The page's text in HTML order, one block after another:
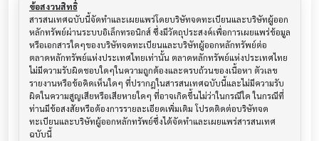
ข้อสงวนสิทธิ์
สารสนเทศฉบับนี้จัดทำและเผยแพร่โดยบริษัทจดทะเบียนและบริษัทผู้ออก
หลักทรัพย์ผ่านระบบอิเล็กทรอนิกส์ ซึ่งมีวัตถุประสงค์เพื่อการเผยแพร่ข้อมูล
หรือเอกสารใดๆของบริษัทจดทะเบียนและบริษัทผู้ออกหลักทรัพย์ต่อ
ตลาดหลักทรัพย์แห่งประเทศไทยเท่านั้น ตลาดหลักทรัพย์แห่งประเทศไทย
ไม่มีความรับผิดชอบใดๆในความถูกต้องและครบถ้วนของเนื้อหา ตัวเลข
รายงานหรือข้อคิดเห็นใดๆ ที่ปรากฎในสารสนเทศฉบับนี้และไม่มีความรับ
ผิดในความสูญเสียหรือเสียหายใดๆ ที่อาจเกิดขึ้นไม่ว่าในกรณีใด ในกรณีที่
ท่านมีข้อสงสัยหรือต้องการรายละเอียดเพิ่มเติม โปรดติดต่อบริษัทจด
ทะเบียนและบริษัทผู้ออกหลักทรัพย์ซึ่งได้จัดทำและเผยแพร่สารสนเทศ
ฉบับนี้